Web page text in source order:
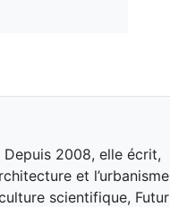
2008, elle écrit,
et l’urbanisme
scientifique, Futur